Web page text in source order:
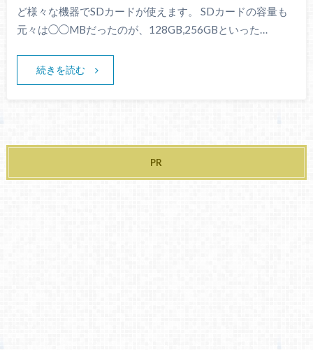
ど様々な機器でSDカードが使えます。 SDカードの容量も
元々は◯◯MBだったのが、128GB,256GBといった…
続きを読む
PR